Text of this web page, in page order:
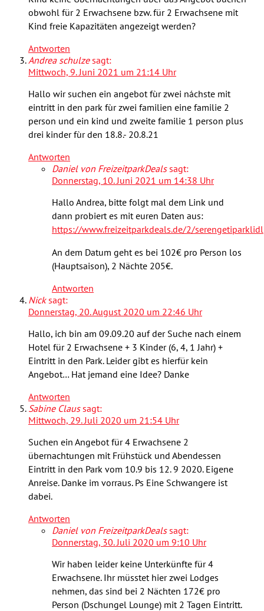
obwohl für 2 Erwachsene bzw. für 2 Erwachsene mit
Kind freie Kapazitäten angezeigt werden?
Antworten
Andrea schulze sagt:
Mittwoch, 9. Juni 2021 um 21:14 Uhr
Hallo wir suchen ein angebot fùr zwei náchste mit
eintritt in den park fùr zwei familien eine familie 2
person und ein kind und zweite familie 1 person plus
drei kinder fùr den 18.8.- 20.8.21
Antworten
Daniel von FreizeitparkDeals sagt:
Donnerstag, 10. Juni 2021 um 14:38 Uhr
Hallo Andrea, bitte folgt mal dem Link und
dann probiert es mit euren Daten aus:
https://www.freizeitparkdeals.de/2/serengetiparklidl
An dem Datum geht es bei 102€ pro Person los
(Hauptsaison), 2 Nächte 205€.
Antworten
Nick sagt:
Donnerstag, 20. August 2020 um 22:46 Uhr
Hallo, ich bin am 09.09.20 auf der Suche nach einem
Hotel für 2 Erwachsene + 3 Kinder (6, 4, 1 Jahr) +
Eintritt in den Park. Leider gibt es hierfür kein
Angebot… Hat jemand eine Idee? Danke
Antworten
Sabine Claus sagt:
Mittwoch, 29. Juli 2020 um 21:54 Uhr
Suchen ein Angebot für 4 Erwachsene 2
übernachtungen mit Frühstück und Abendessen
Eintritt in den Park vom 10.9 bis 12. 9 2020. Eigene
Anreise. Danke im vorraus. Ps Eine Schwangere ist
dabei.
Antworten
Daniel von FreizeitparkDeals sagt:
Donnerstag, 30. Juli 2020 um 9:10 Uhr
Wir haben leider keine Unterkünfte für 4
Erwachsene. Ihr müsstet hier zwei Lodges
nehmen, das sind bei 2 Nächten 172€ pro
Person (Dschungel Lounge) mit 2 Tagen Eintritt.